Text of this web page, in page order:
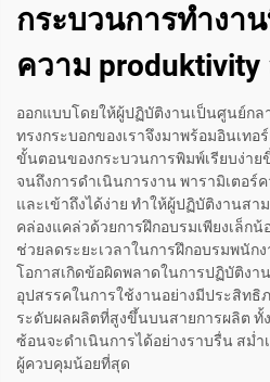
กระบวนการทำงา
ความ produktivity
ออกแบบโดยให้ผู้ปฏิบัติงานเป็นศูนย์กล
ทรงกระบอกของเราจึงมาพร้อมอินเท
ขั้นตอนของกระบวนการพิมพ์เรียบง่าย
จนถึงการดำเนินการงาน พารามิเตอ
และเข้าถึงได้ง่าย ทำให้ผู้ปฏิบัติงานสา
คล่องแคล่วด้วยการฝึกอบรมเพียงเล็ก
ช่วยลดระยะเวลาในการฝึกอบรมพนัก
โอกาสเกิดข้อผิดพลาดในการปฏิบัติงา
อุปสรรคในการใช้งานอย่างมีประสิทธิ
ระดับผลผลิตที่สูงขึ้นบนสายการผลิต ทั้
ซ้อนจะดำเนินการได้อย่างราบรื่น สม่ำ
ผู้ควบคุมน้อยที่สุด